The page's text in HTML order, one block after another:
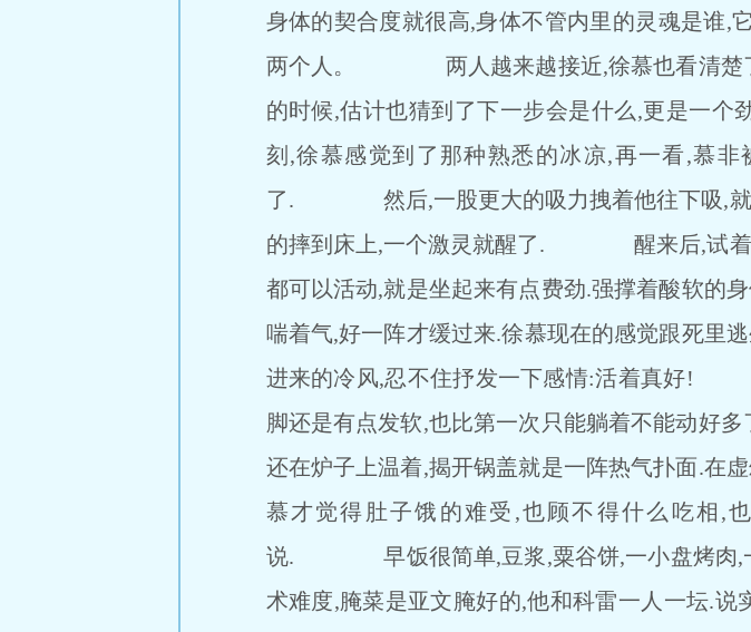
身体的契合度就很高,身体不管内里的灵魂是谁,
两个人。 两人越来越接近,徐慕也看清楚了,
的时候,估计也猜到了下一步会是什么,更是一个
刻,徐慕感觉到了那种熟悉的冰凉,再一看,慕
了. 然后,一股更大的吸力拽着他往下吸,就像
的摔到床上,一个激灵就醒了. 醒来后,试着动
都可以活动,就是坐起来有点费劲.强撑着酸软的
喘着气,好一阵才缓过来.徐慕现在的感觉跟死里
进来的冷风,忍不住抒发一下感情:活着真好!
脚还是有点发软,也比第一次只能躺着不能动好
还在炉子上温着,揭开锅盖就是一阵热气扑面.在
慕才觉得肚子饿的难受,也顾不得什么吃相,
说. 早饭很简单,豆浆,粟谷饼,一小盘烤肉,一
术难度,腌菜是亚文腌好的,他和科雷一人一坛.